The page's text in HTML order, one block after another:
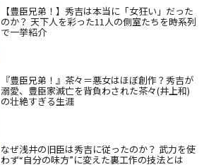
【豊臣兄弟！】秀吉は本当に「女狂い」だった
のか？ 天下人を彩った11人の側室たちを時系列
で一挙紹介
『豊臣兄弟！』茶々＝悪女はほぼ創作？秀吉が
溺愛、豊臣家滅亡を背負わされた茶々(井上和)
の壮絶すぎる生涯
なぜ浅井の旧臣は秀吉に従ったのか？ 武力を使
わず“自分の味方”に変えた裏工作の技法とは